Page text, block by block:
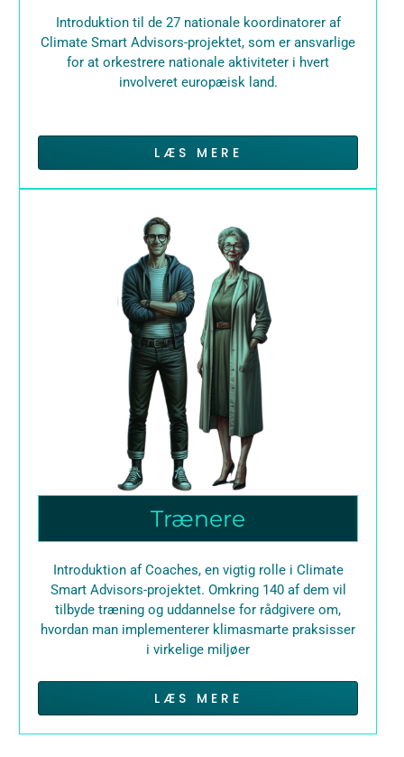
Introduktion til de 27 nationale koordinatorer af
Climate Smart Advisors-projektet, som er ansvarlige
for at orkestrere nationale aktiviteter i hvert
involveret europæisk land.
LÆS MERE
Trænere
Introduktion af Coaches, en vigtig rolle i Climate
Smart Advisors-projektet. Omkring 140 af dem vil
tilbyde træning og uddannelse for rådgivere om,
hvordan man implementerer klimasmarte praksisser
i virkelige miljøer
LÆS MERE